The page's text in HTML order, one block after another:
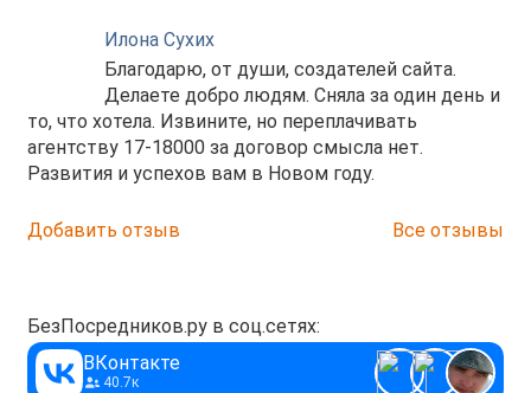
Илона Сухих
Благодарю, от души, создателей сайта.
Делаете добро людям. Сняла за один день и
то, что хотела. Извините, но переплачивать
агентству 17-18000 за договор смысла нет.
Развития и успехов вам в Новом году.
Добавить отзыв Все отзывы
БезПосредников.ру в соц.сетях:
ВКонтакте
40.7к